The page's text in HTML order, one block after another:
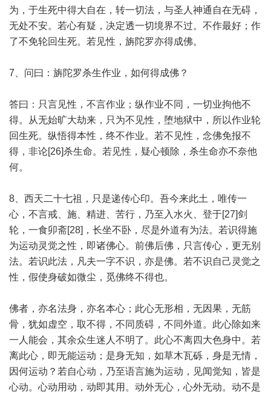
为，于生死中得大自在，转一切法，与圣人神通自在无碍，
无处不安。若心有疑，决定透一切境界不过。不作最好；作
了不免轮回生死。若见性，旃陀罗亦得成佛。
7、问曰：旃陀罗杀生作业，如何得成佛？
答曰：只言见性，不言作业；纵作业不同，一切业拘他不
得。从无始旷大劫来，只为不见性，堕地狱中，所以作业轮
回生死。纵悟得本性，终不作业。若不见性，念佛免报不
得，非论[26]杀生命。若见性，疑心顿除，杀生命亦不奈他
何。
8、西天二十七祖，只是递传心印。吾今来此土，唯传一
心，不言戒、施、精进、苦行，乃至入水火、登于[27]剑
轮，一食卯斋[28]，长坐不卧，尽是外道有为法。若识得施
为运动灵觉之性，即诸佛心。前佛后佛，只言传心，更无别
法。若识此法，凡夫一字不识，亦是佛。若不识自己灵觉之
性，假使身破如微尘，觅佛终不得也。
佛者，亦名法身，亦名本心；此心无形相，无因果，无筋
骨，犹如虚空，取不得，不同质碍，不同外道。此心除如来
一人能会，其余众生迷人不明了。此心不离四大色身中。若
离此心，即无能运动；是身无知，如草木瓦砾，身是无情，
因何运动？若自心动，乃至语言施为运动，见闻觉知，皆是
心动。心动用动，动即其用。动外无心，心外无动。动不是